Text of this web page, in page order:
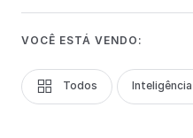
VOCÊ ESTÁ VENDO:
Todos